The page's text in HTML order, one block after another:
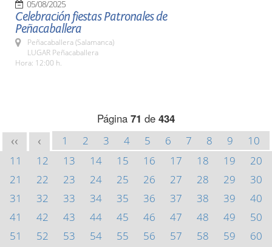
05/08/2025
Celebración fiestas Patronales de
Peñacaballera
Peñacaballera (Salamanca)
LUGAR Peñacaballera
Hora: 12:00 h.
Página 71 de 434
<< < 1 2 3 4 5 6 7 8 9
10
11
12 13 14 15 16 17 18 19
20
21
22 23 24 25 26 27 28 29
30
31
32 33 34 35 36 37 38 39
40
41
42 43 44 45 46 47 48 49
50
51
52 53 54 55 56 57 58 59
60